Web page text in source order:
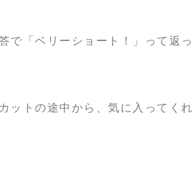
で「ベリーショート！」って返っ
ットの途中から、気に入ってくれ